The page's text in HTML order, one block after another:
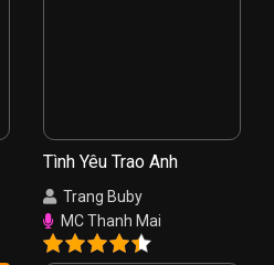
Tình Yêu Trao Anh
Trang Buby
MC Thanh Mai